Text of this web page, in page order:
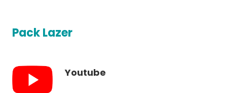
Pack Lazer
Youtube